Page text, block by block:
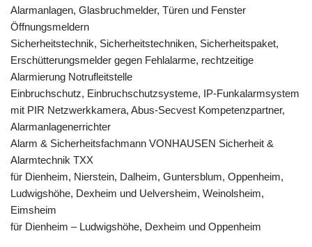
Alarmanlagen, Glasbruchmelder, Türen und Fenster
Öffnungsmeldern
Sicherheitstechnik, Sicherheitstechniken, Sicherheitspaket,
Erschütterungsmelder gegen Fehlalarme, rechtzeitige
Alarmierung Notrufleitstelle
Einbruchschutz, Einbruchschutzsysteme, IP-Funkalarmsystem
mit PIR Netzwerkkamera, Abus-Secvest Kompetenzpartner,
Alarmanlagenerrichter
Alarm & Sicherheitsfachmann VONHAUSEN Sicherheit &
Alarmtechnik TXX
für Dienheim, Nierstein, Dalheim, Guntersblum, Oppenheim,
Ludwigshöhe, Dexheim und Uelversheim, Weinolsheim,
Eimsheim
für Dienheim – Ludwigshöhe, Dexheim und Oppenheim